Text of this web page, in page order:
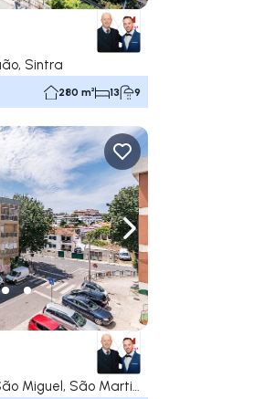
Sintra
280 m² 13 9
Navegar a la derecha
Sintra (Santa Maria e São Miguel, São Martinho e São Pedro de Penaferrim), Sintra